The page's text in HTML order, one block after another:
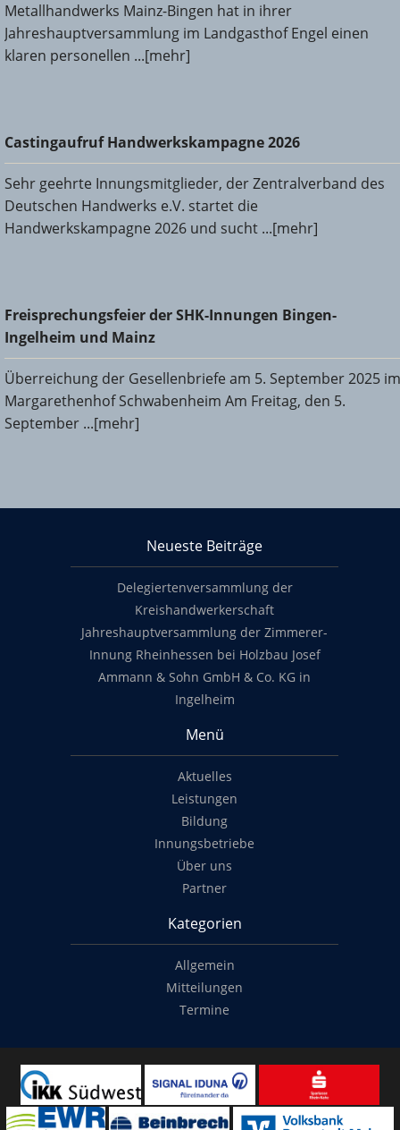
Metallhandwerks Mainz-Bingen hat in ihrer
Jahreshauptversammlung im Landgasthof Engel einen
klaren personellen ...[mehr]
Castingaufruf Handwerkskampagne 2026
Castingaufruf Handwerkskampagne 2026
Sehr geehrte Innungsmitglieder, der Zentralverband des
Deutschen Handwerks e.V. startet die
Handwerkskampagne 2026 und sucht ...[mehr]
Freisprechungsfeier der SHK-Innungen Bingen-Ingelheim
und Mainz
Freisprechungsfeier der SHK-Innungen Bingen-
Ingelheim und Mainz
Überreichung der Gesellenbriefe am 5. September 2025 im
Margarethenhof Schwabenheim Am Freitag, den 5.
September ...[mehr]
Neueste Beiträge
Delegiertenversammlung der
Kreishandwerkerschaft
Jahreshauptversammlung der Zimmerer-
Innung Rheinhessen bei Holzbau Josef
Ammann & Sohn GmbH & Co. KG in
Ingelheim
Menü
Aktuelles
Leistungen
Bildung
Innungsbetriebe
Über uns
Partner
Kategorien
Allgemein
Mitteilungen
Termine
© 2014-2022 Classymade GmbH. Alle Rechte vorbehalten.